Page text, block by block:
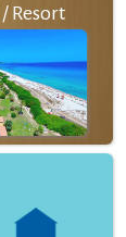
Resort